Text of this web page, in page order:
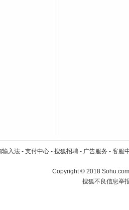
输入法 - 支付中心 - 搜狐招聘 - 广告服务 - 客服
Copyright ©2018
搜狐不良信息举